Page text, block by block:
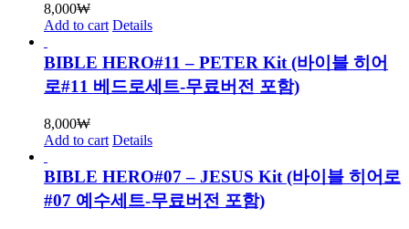
8,000₩
Add to cart Details
BIBLE HERO#11 – PETER Kit (바이블 히어
로#11 베드로세트-무료버전 포함)
8,000₩
Add to cart Details
BIBLE HERO#07 – JESUS Kit (바이블 히어로
#07 예수세트-무료버전 포함)